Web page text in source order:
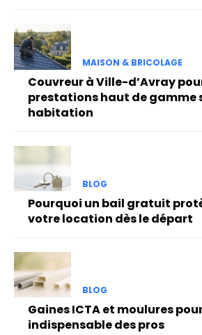
MAISON & BRICOLAGE
Couvreur à Ville-d’Avray
prestations haut de gamme
habitation
BLOG
Pourquoi un bail gratuit
votre location dès le départ
BLOG
Gaines ICTA et moulures
indispensable des pros